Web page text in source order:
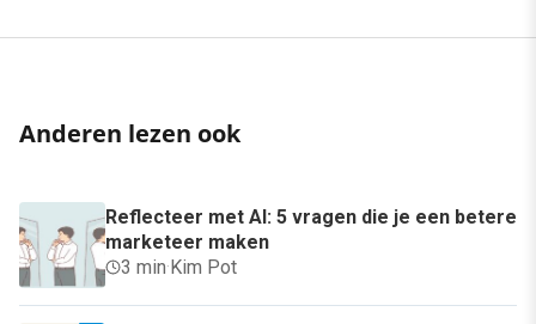
Anderen lezen ook
Reflecteer met AI: 5 vragen die je een betere
marketeer maken
3 min·Kim Pot